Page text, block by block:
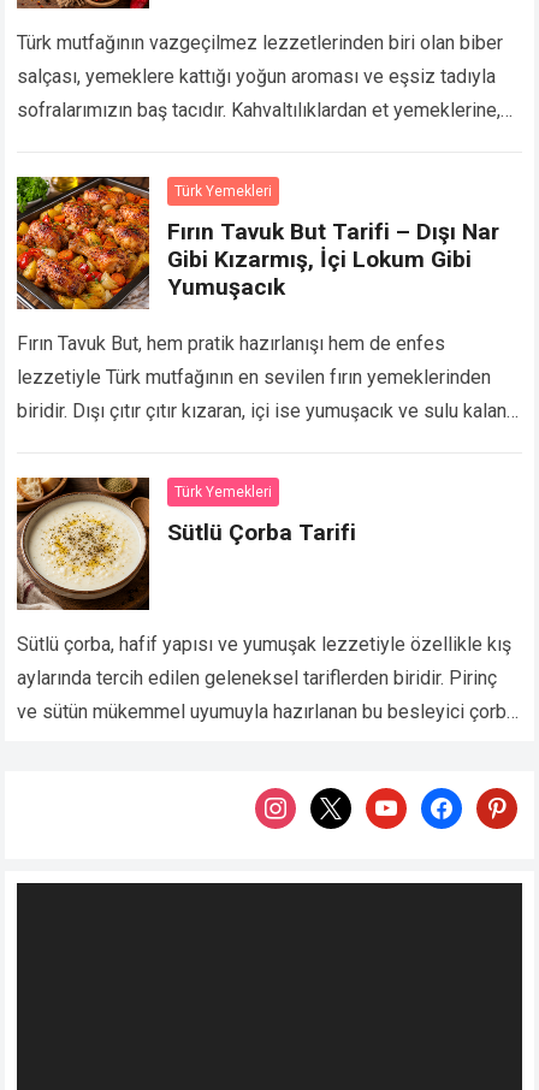
Türk mutfağının vazgeçilmez lezzetlerinden biri olan biber
salçası, yemeklere kattığı yoğun aroması ve eşsiz tadıyla
sofralarımızın baş tacıdır. Kahvaltılıklardan et yemeklerine,
biber salçası, özellikle…Devamını Oku...
Türk Yemekleri
Fırın Tavuk But Tarifi – Dışı Nar
Gibi Kızarmış, İçi Lokum Gibi
Yumuşacık
Fırın Tavuk But, hem pratik hazırlanışı hem de enfes
lezzetiyle Türk mutfağının en sevilen fırın yemeklerinden
biridir. Dışı çıtır çıtır kızaran, içi ise yumuşacık ve sulu kalan
Türk Yemekleri
Sütlü Çorba Tarifi
Sütlü çorba, hafif yapısı ve yumuşak lezzetiyle özellikle kış
aylarında tercih edilen geleneksel tariflerden biridir. Pirinç
ve sütün mükemmel uyumuyla hazırlanan bu besleyici çorba,
instagram
x youtubefacebook